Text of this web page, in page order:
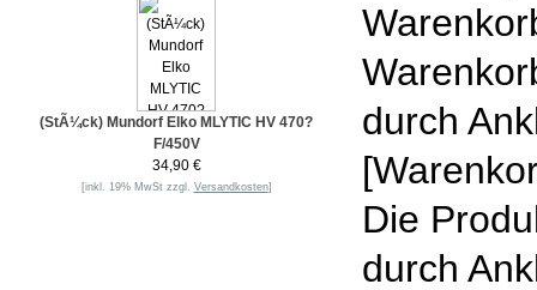
(StÃ¼ck) Mundorf Elko MLYTIC HV 470?
F/450V
34,90 €
[inkl. 19% MwSt zzgl. Versandkosten]
durch
Die
durch